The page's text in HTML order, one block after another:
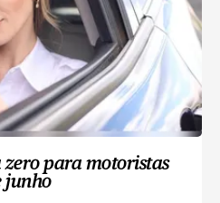
para motoristas
junho